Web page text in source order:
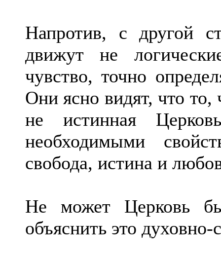
Напротив, с другой
движут не
чувство, точно
Они ясно видят, что то,
не истинная
необходимыми
свобода, истина и
Не может Церковь
объяснить это